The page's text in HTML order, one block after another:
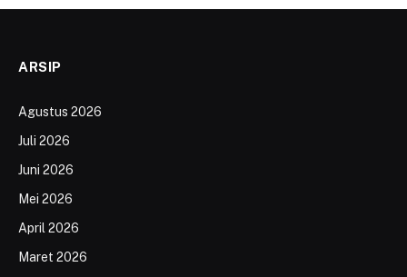
ARSIP
Agustus 2026
Juli 2026
Juni 2026
Mei 2026
April 2026
Maret 2026